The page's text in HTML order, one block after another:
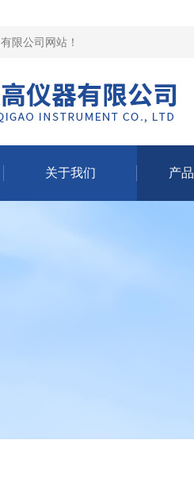
有限公司网站 ！
关于我们 产